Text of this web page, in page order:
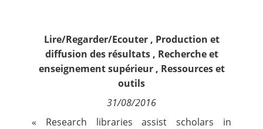
Contact
Lire/Regarder/Ecouter, Production et
diffusion des résultats, Recherche et
enseignement supérieur, Ressources et
outils
31/08/2016
« Research libraries assist scholars in